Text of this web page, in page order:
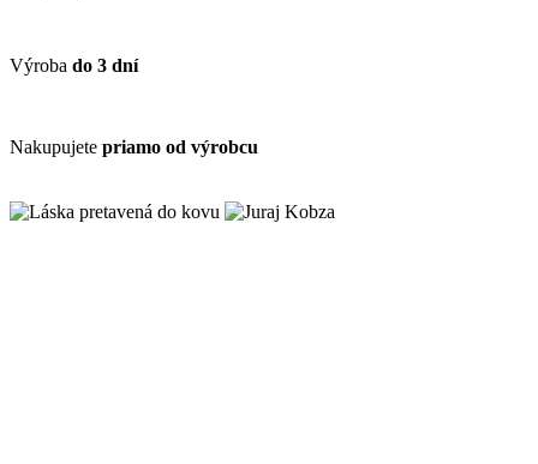
Výroba do 3 dní
Nakupujete priamo od výrobcu